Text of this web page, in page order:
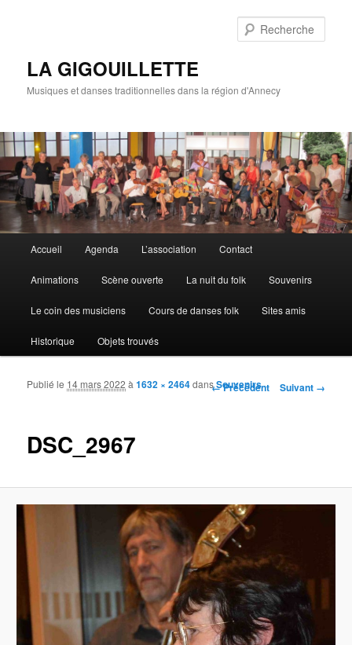
LA GIGOUILLETTE
Musiques et danses traditionnelles dans la région d'Annecy
Aller au contenu principal
Aller au contenu secondaire
Accueil Agenda L’association Contact
Animations Scène ouverte La nuit du folk Souvenirs
Le coin des musiciens Cours de danses folk Sites amis
Historique Objets trouvés
Navigation des images
← Précédent Suivant →
DSC_2967
Publié le 14 mars 2022 à1632 × 2464dansSouvenirs